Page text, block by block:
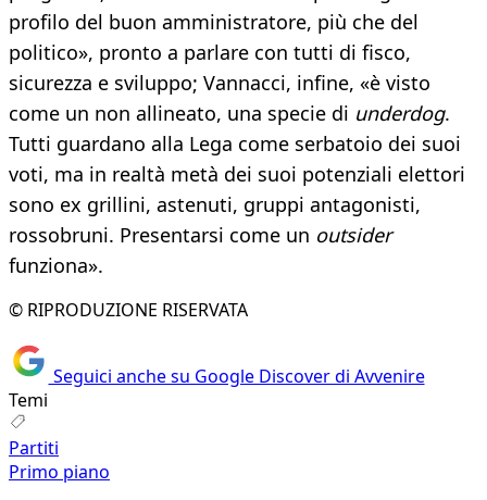
profilo del buon amministratore, più che del
politico», pronto a parlare con tutti di fisco,
sicurezza e sviluppo; Vannacci, infine, «è visto
come un non allineato, una specie di underdog.
Tutti guardano alla Lega come serbatoio dei suoi
voti, ma in realtà metà dei suoi potenziali elettori
sono ex grillini, astenuti, gruppi antagonisti,
rossobruni. Presentarsi come un outsider
funziona».
© RIPRODUZIONE RISERVATA
Seguici anche su Google Discover di Avvenire
Temi
Partiti
Primo piano